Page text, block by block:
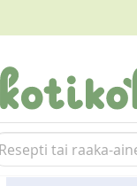
Suosittelemme